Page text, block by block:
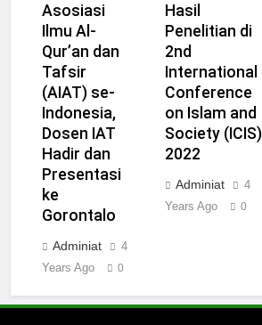
Asosiasi
Ilmu Al-
Qur’an dan
Tafsir
(AIAT) se-
Indonesia,
Dosen IAT
Hadir dan
Presentasi
ke
Gorontalo
Adminiat
4
Years Ago
0
Hasil
Penelitian di
2nd
International
Conference
on Islam and
Society (ICIS)
2022
Adminiat
4
Years Ago
0